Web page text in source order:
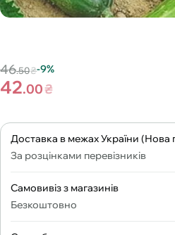
46.50₴-9%
42.00₴
Доставка в межах України
За розцінками перевізників
Самовивіз з магазинів
Безкоштовно